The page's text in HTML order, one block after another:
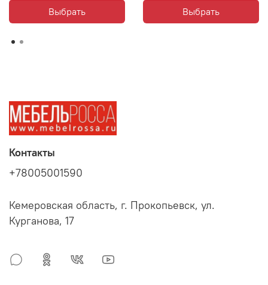
Выбрать Выбрать
Контакты
+78005001590
Кемеровская область, г. Прокопьевск, ул.
Курганова, 17